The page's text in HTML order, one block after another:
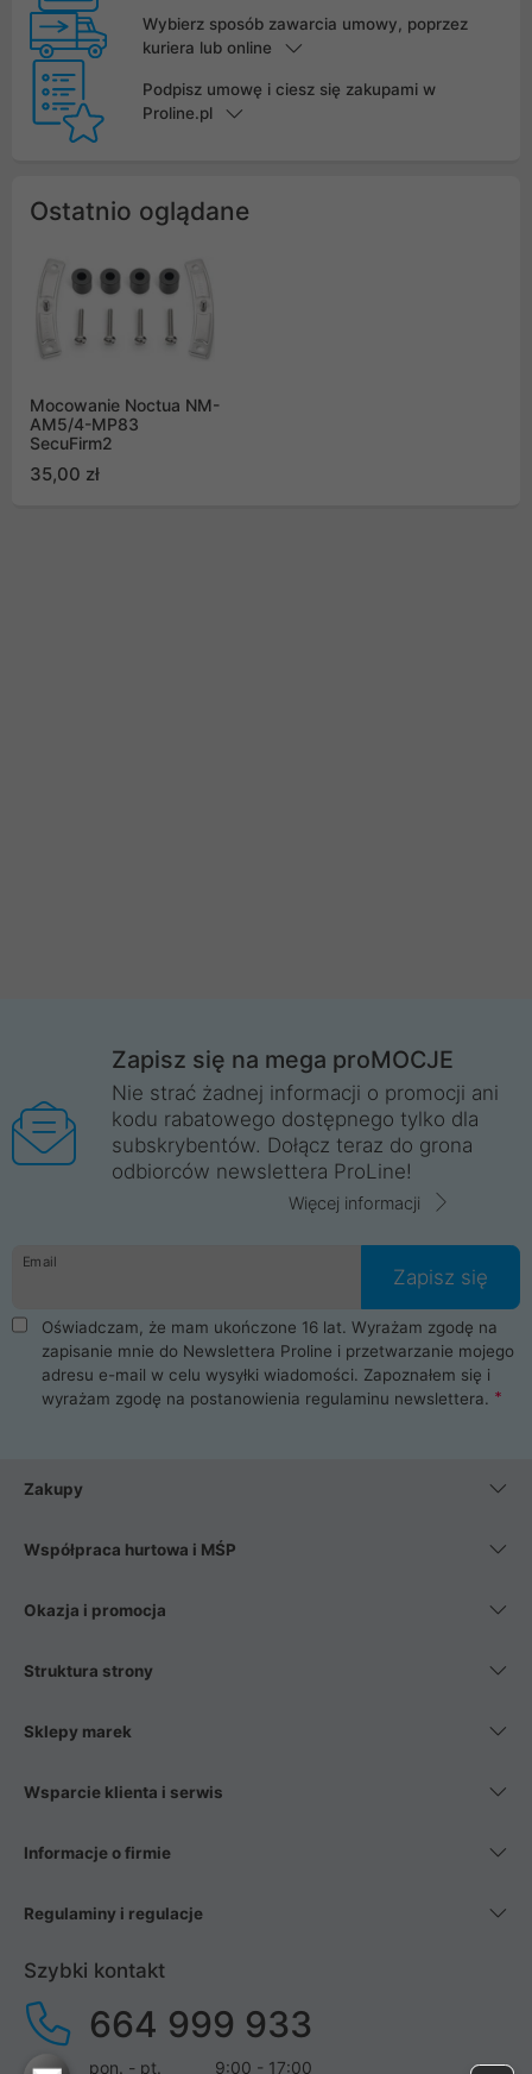
Wybierz sposób zawarcia umowy, poprzez
kuriera lub online
Podpisz umowę i ciesz się zakupami w
Proline.pl
Ostatnio oglądane
Mocowanie Noctua NM-
AM5/4-MP83
SecuFirm2
35,00 zł
Zapisz się na mega proMOCJE
Nie strać żadnej informacji o promocji ani
kodu rabatowego dostępnego tylko dla
subskrybentów. Dołącz teraz do grona
odbiorców newslettera ProLine!
Więcej informacji
Email
Zapisz się
Oświadczam, że mam ukończone 16 lat. Wyrażam zgodę na
zapisanie mnie do Newslettera Proline i przetwarzanie mojego
adresu e-mail w celu wysyłki wiadomości. Zapoznałem się i
wyrażam zgodę na postanowienia regulaminu newslettera.
Zakupy
Współpraca hurtowa i MŚP
Okazja i promocja
Struktura strony
Sklepy marek
Wsparcie klienta i serwis
Informacje o firmie
Regulaminy i regulacje
Szybki kontakt
664 999 933
pon. - pt. 9:00 - 17:00